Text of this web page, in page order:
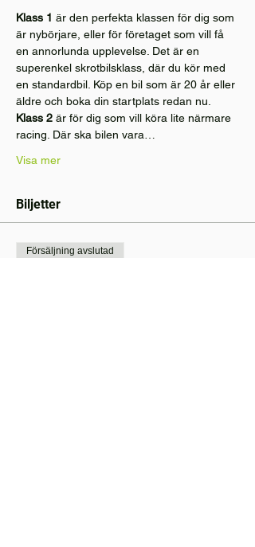
Klass 1 är den perfekta klassen för dig som
är nybörjare, eller för företaget som vill få
en annorlunda upplevelse. Det är en
superenkel skrotbilsklass, där du kör med
en standardbil. Köp en bil som är 20 år eller
äldre och boka din startplats redan nu.
Klass 2 är för dig som vill köra lite närmare
racing. Där ska bilen vara…
Visa mer
Biljetter
Försäljning avslutad